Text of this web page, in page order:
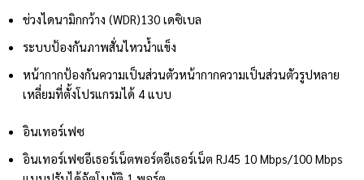
ช่วงไดนามิกกว้าง (WDR)130 เดซิเบล
ระบบป้องกันภาพสั่นไหวน้ำแข็ง
หน้ากากป้องกันความเป็นส่วนตัวหน้ากากความเป็นส่วนตัวรูปหลาย
เหลี่ยมที่ตั้งโปรแกรมได้ 4 แบบ
อินเทอร์เฟซ
อินเทอร์เฟซอีเธอร์เน็ตพอร์ตอีเธอร์เน็ต RJ45 10 Mbps/100 Mbps